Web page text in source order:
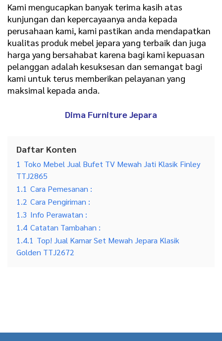
Kami mengucapkan banyak terima kasih atas
kunjungan dan kepercayaanya anda kepada
perusahaan kami, kami pastikan anda mendapatkan
kualitas produk mebel jepara yang terbaik dan juga
harga yang bersahabat karena bagi kami kepuasan
pelanggan adalah kesuksesan dan semangat bagi
kami untuk terus memberikan pelayanan yang
maksimal kepada anda.
Dima Furniture Jepara
Daftar Konten
1 Toko Mebel Jual Bufet TV Mewah Jati Klasik Finley
TTJ2865
1.1 Cara Pemesanan :
1.2 Cara Pengiriman :
1.3 Info Perawatan :
1.4 Catatan Tambahan :
1.4.1 Top! Jual Kamar Set Mewah Jepara Klasik
Golden TTJ2672